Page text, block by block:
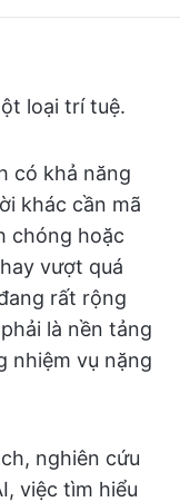
loại trí tuệ.
có khả năng
khác cần mã
chóng hoặc
vượt quá
rất rộng
là nền tảng
nhiệm vụ nặng
nghiên cứu
việc tìm hiểu